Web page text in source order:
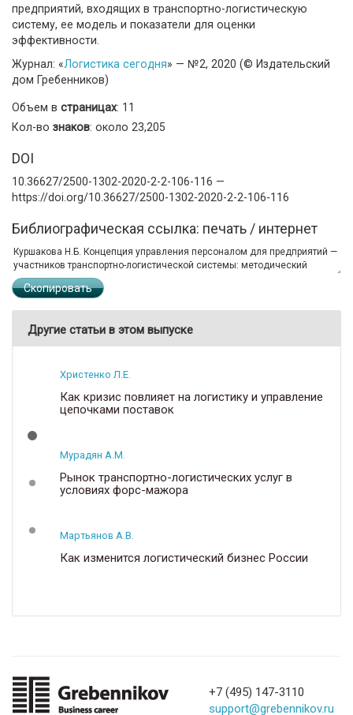
предприятий, входящих в транспортно-логистическую
систему, ее модель и показатели для оценки
эффективности.
Журнал: «Логистика сегодня» — №2, 2020 (© Издательский
дом Гребенников)
Объем в страницах: 11
Кол-во знаков: около 23,205
DOI
10.36627/2500-1302-2020-2-2-106-116 —
https://doi.org/10.36627/2500-1302-2020-2-2-106-116
Библиографическая ссылка: печать / интернет
Скопировать
Другие статьи в этом выпуске
Христенко Л.Е.
Как кризис повлияет на логистику и управление
цепочками поставок
Мурадян А.М.
Рынок транспортно-логистических услуг в
условиях форс-мажора
Мартьянов А.В.
Как изменится логистический бизнес России
+7 (495) 147-3110
support@grebennikov.ru